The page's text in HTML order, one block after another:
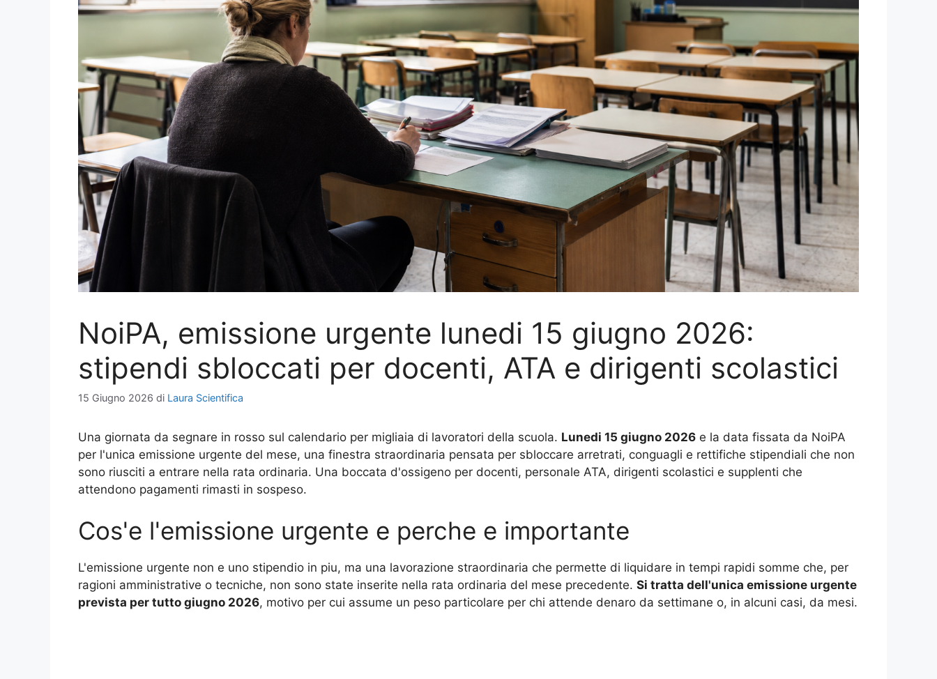
NoiPA, emissione urgente lunedi 15 giugno 2026:
stipendi sbloccati per docenti, ATA e dirigenti scolastici
15 Giugno 2026 di Laura Scientifica
Una giornata da segnare in rosso sul calendario per migliaia di lavoratori della scuola. Lunedi 15 giugno 2026 e la data fissata da NoiPA
per l'unica emissione urgente del mese, una finestra straordinaria pensata per sbloccare arretrati, conguagli e rettifiche stipendiali che non
sono riusciti a entrare nella rata ordinaria. Una boccata d'ossigeno per docenti, personale ATA, dirigenti scolastici e supplenti che
attendono pagamenti rimasti in sospeso.
Cos'e l'emissione urgente e perche e importante
L'emissione urgente non e uno stipendio in piu, ma una lavorazione straordinaria che permette di liquidare in tempi rapidi somme che, per
ragioni amministrative o tecniche, non sono state inserite nella rata ordinaria del mese precedente. Si tratta dell'unica emissione urgente
prevista per tutto giugno 2026, motivo per cui assume un peso particolare per chi attende denaro da settimane o, in alcuni casi, da mesi.